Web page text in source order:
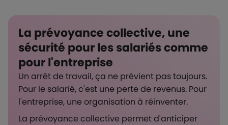
La prévoyance collective, une
sécurité pour les salariés comme
pour l'entreprise
Un arrêt de travail, ça ne prévient pas toujours.
Pour le salarié, c'est une perte de revenus. Pour
l'entreprise, une organisation à réinventer.
La prévoyance collective permet d'anticiper